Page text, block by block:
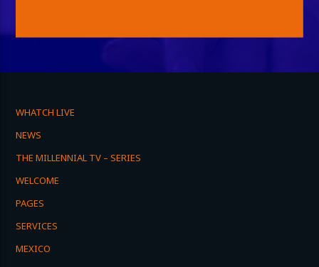
WHATCH LIVE
NEWS
THE MILLENNIAL TV – SERIES
WELCOME
PAGES
SERVICES
MEXICO